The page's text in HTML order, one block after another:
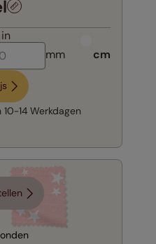
mm
cm
10-14 Werkdagen